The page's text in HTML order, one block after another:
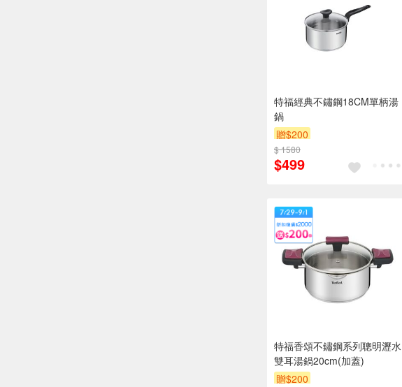
特福經典不鏽鋼18CM單柄湯
鍋
贈$200
$ 1580
$499
特福香頌不鏽鋼系列聰明瀝水
雙耳湯鍋20cm(加蓋)
贈$200